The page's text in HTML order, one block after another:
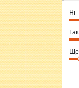
⇒
Ні
Так
Ще